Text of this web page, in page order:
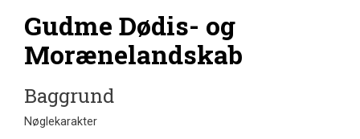
Gudme Dødis- og
Morænelandskab
Baggrund
Nøglekarakter